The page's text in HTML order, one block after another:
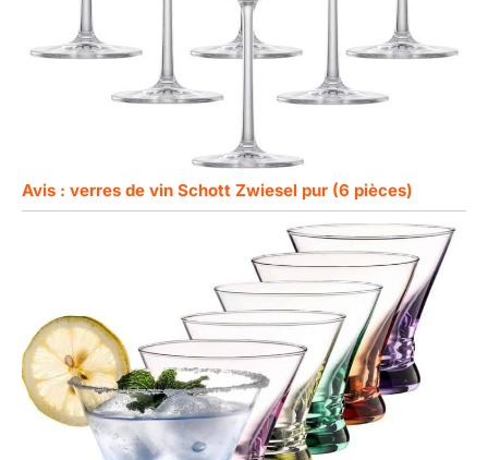
Avis : verres de vin Schott Zwiesel pur (6 pièces)